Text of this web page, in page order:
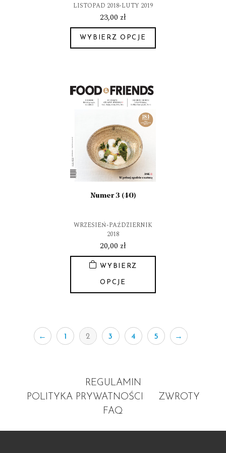
LISTOPAD 2018-LUTY 2019
23,00 zł
WYBIERZ OPCJE
wiele
wariantów.
można
wybrać
na
stronie
produktu
Numer 3 (40)
WRZESIEŃ-PAŹDZIERNIK
2018
20,00 zł
WYBIERZ
OPCJE
wiele
wariantów.
wybrać
na
stronie
← 1 2 3 4 5 →
REGULAMIN
POLITYKA PRYWATNOŚCI
ZWROTY
FAQ